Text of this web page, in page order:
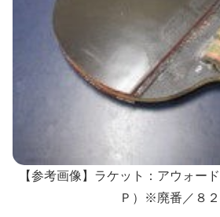
【参考画像】ラケット：アウォー
Ｐ）※廃番／８２